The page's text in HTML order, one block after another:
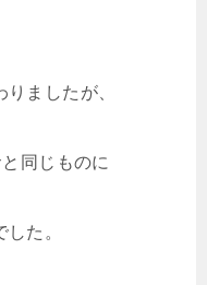
ましたが、
同じものに
た。